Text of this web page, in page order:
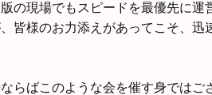
の現場でもスピードを最優先に運
皆様のお力添えがあってこそ、迅
らばこのような会を催す身ではご